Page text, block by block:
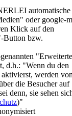
automatische
oder google-
Klick auf den
Button bzw.
d.h.: "Wenn du den
werden
die Besucher auf
denn, sie sehen
)"